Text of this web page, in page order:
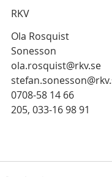
RKV
Ola Rosquist
Sonesson
0708-58 14 66
205, 033-16 98 91